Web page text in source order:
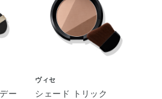
ー
ヴィセ
シェード トリック